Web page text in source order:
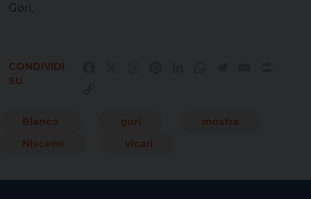
Gori.
CONDIVIDI
SU
Blanco gori
mostra
Niscemi
vicari